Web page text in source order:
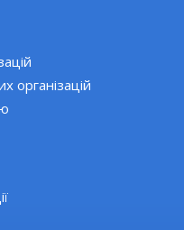
організацій